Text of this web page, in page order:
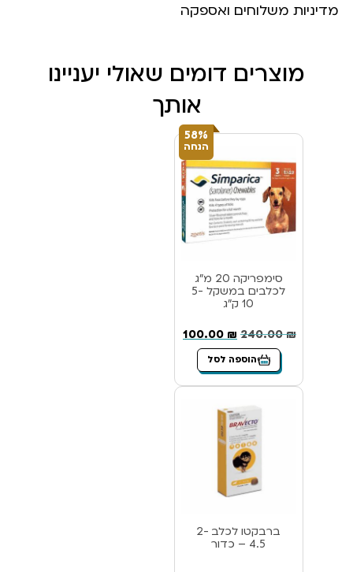
מדיניות משלוחים ואספקה
מוצרים דומים שאולי יעניינו
אותך
58%
הנחה
סימפריקה 20 מ”ג
לכלבים במשקל 5-
10 ק”ג
240.00₪
100.00 ₪
הוספה לסל
ברבקטו לכלב 2-
4.5 – כדור